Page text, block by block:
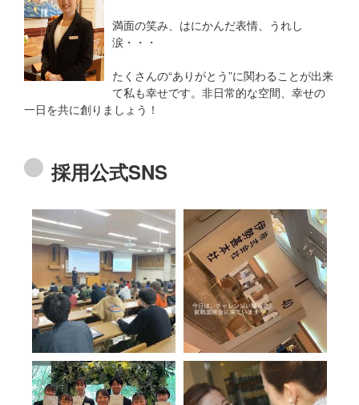
満面の笑み、はにかんだ表情、うれし
涙・・・
たくさんの“ありがとう”に関わることが出来
て私も幸せです。非日常的な空間、幸せの
一日を共に創りましょう！
採用公式SNS